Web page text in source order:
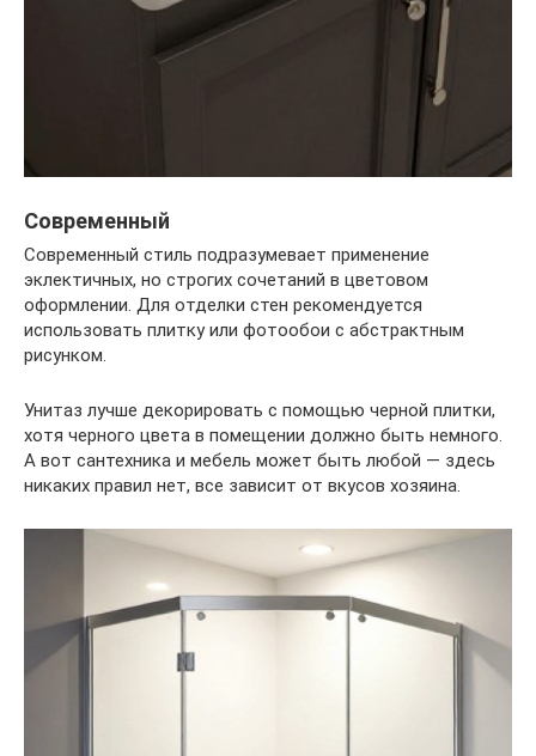
Современный
Современный стиль подразумевает применение
эклектичных, но строгих сочетаний в цветовом
оформлении. Для отделки стен рекомендуется
использовать плитку или фотообои с абстрактным
рисунком.
Унитаз лучше декорировать с помощью черной плитки,
хотя черного цвета в помещении должно быть немного.
А вот сантехника и мебель может быть любой — здесь
никаких правил нет, все зависит от вкусов хозяина.